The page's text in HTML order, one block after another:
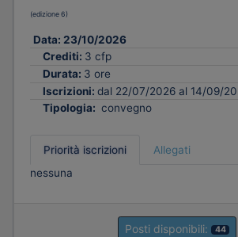
(edizione 6)
Data: 23/10/2026
Crediti: 3 cfp
Durata: 3 ore
Iscrizioni: dal 22/07/2026 al 14/09/
Tipologia: convegno
Priorità iscrizioni
Allegati
nessuna
Posti disponibili: 44